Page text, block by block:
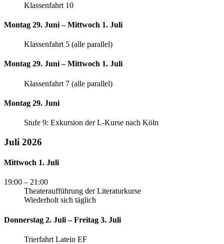
Klassenfahrt 10
Montag 29. Juni – Mittwoch 1. Juli
Klassenfahrt 5 (alle parallel)
Montag 29. Juni – Mittwoch 1. Juli
Klassenfahrt 7 (alle parallel)
Montag 29. Juni
Stufe 9: Exkursion der L-Kurse nach Köln
Juli 2026
Mittwoch 1. Juli
19:00 – 21:00
Theateraufführung der Literaturkurse
Wiederholt sich täglich
Donnerstag 2. Juli – Freitag 3. Juli
Trierfahrt Latein EF